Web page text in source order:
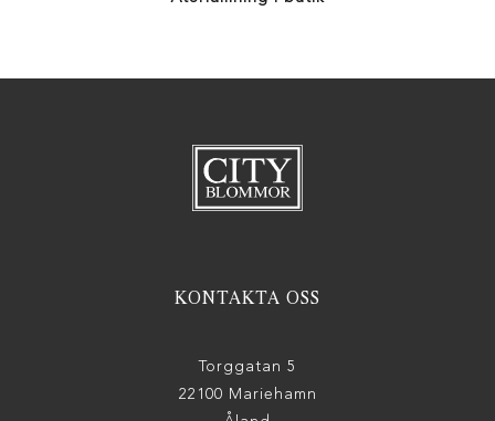
KONTAKTA OSS
Torggatan 5
22100 Mariehamn